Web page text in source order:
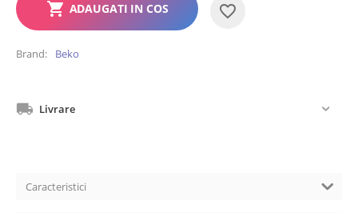
ADAUGATI IN COS
Brand Beko
Livrare
Caracteristici